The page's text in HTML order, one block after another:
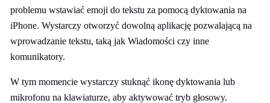
problemu wstawiać emoji do tekstu za pomocą dyktowania na
iPhone. Wystarczy otworzyć dowolną aplikację pozwalającą na
wprowadzanie tekstu, taką jak Wiadomości czy inne
komunikatory.
W tym momencie wystarczy stuknąć ikonę dyktowania lub
mikrofonu na klawiaturze, aby aktywować tryb głosowy.